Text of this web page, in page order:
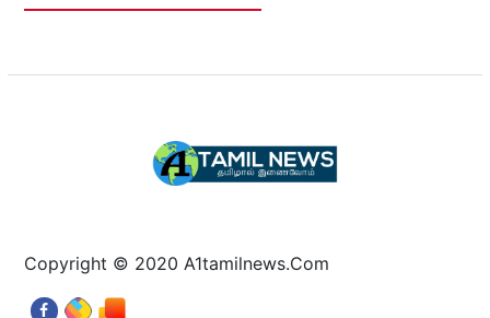
Copyright © 2020 A1tamilnews.Com